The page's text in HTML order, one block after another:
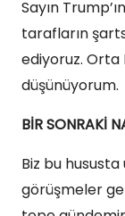
Sayın
tarafların
ediyoruz. Orta
düşünüyorum.
BİR SONRAKİ
Biz bu
görüşmeler